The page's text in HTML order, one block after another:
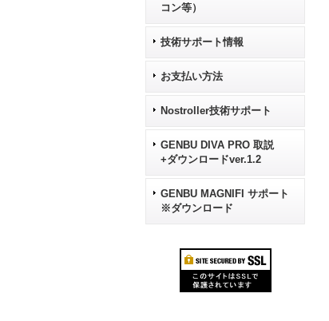
コン等）
技術サポート情報
お支払い方法
Nostroller技術サポート
GENBU DIVA PRO 取説
+ダウンロードver.1.2
GENBU MAGNIFI サポート
※ダウンロード